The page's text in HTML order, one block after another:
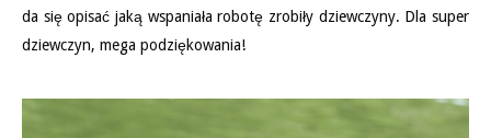
da się opisać jaką wspaniała robotę zrobiły dziewczyny. Dla super
dziewczyn, mega podziękowania!